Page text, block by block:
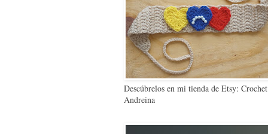
Descúbrelos en mi tienda de Etsy:
Andreina